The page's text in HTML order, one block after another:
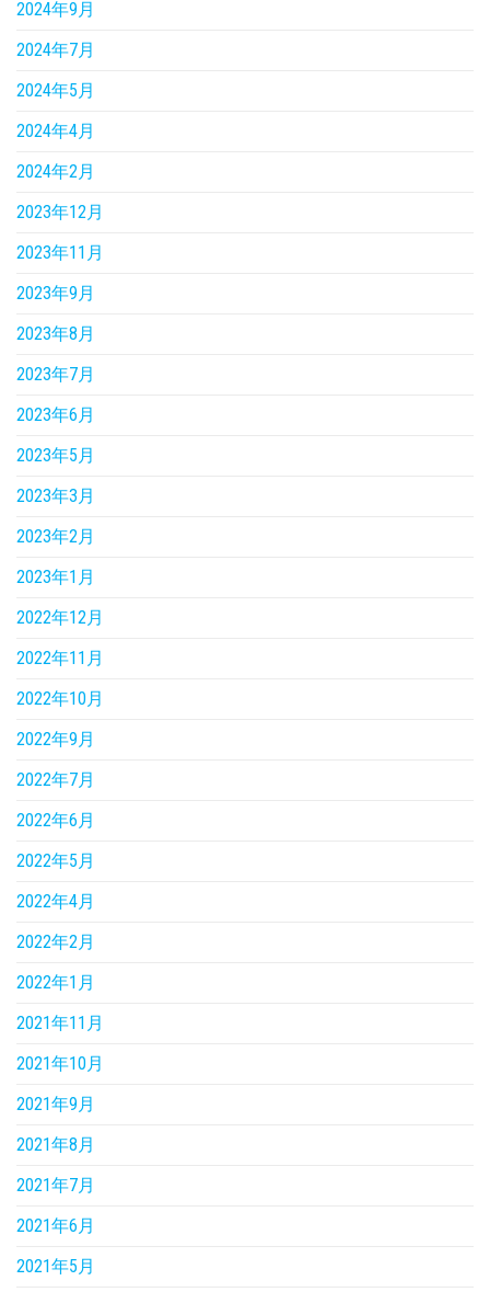
2024年9月
2024年7月
2024年5月
2024年4月
2024年2月
2023年12月
2023年11月
2023年9月
2023年8月
2023年7月
2023年6月
2023年5月
2023年3月
2023年2月
2023年1月
2022年12月
2022年11月
2022年10月
2022年9月
2022年7月
2022年6月
2022年5月
2022年4月
2022年2月
2022年1月
2021年11月
2021年10月
2021年9月
2021年8月
2021年7月
2021年6月
2021年5月